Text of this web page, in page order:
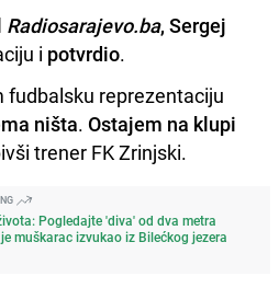
Radiosarajevo.ba, Sergej
i potvrdio.
fudbalsku reprezentaciju
ništa. Ostajem na klupi
trener FK Zrinjski.
Pogledajte 'diva' od dva metra
muškarac izvukao iz Bilećkog jezera